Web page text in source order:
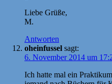
Liebe Grüße,
M.
Antworten
oheinfussel sagt:
6. November 2014 um
Ich hatte mal ein